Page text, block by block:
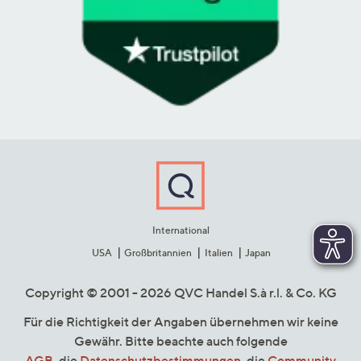
International
USA
Großbritannien Italien Japan
Copyright © 2001 - 2026 QVC Handel S.à r.l. & Co. KG
Für die Richtigkeit der Angaben übernehmen wir keine
Gewähr. Bitte beachte auch folgende